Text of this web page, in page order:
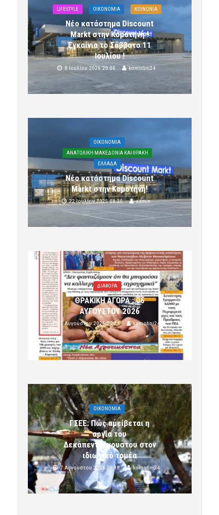
LIFESTYLE OIKONOMIA ΚΟΙΝΩΝΙΑ
Νέο κατάστημα Discount
Markt στην Κομοτηνή !
Εγκαίνια το Σάββατο 11
Ιουλίου !
8 Ιουλίου 2026 20:00 komotini24
OIKONOMIA
ΑΝΑΤΟΛΙΚΗ ΜΑΚΕΔΟΝΙΑ ΚΑΙ ΘΡΑΚΗ
ΕΛΛΑΔΑ
Νέο κατάστημα Discount
Markt στην Κομοτηνή!
22 Ιουλίου 2025 08:20 admin
ΔΙΑΦΟΡΑ
ΘΡΑΚΙΚΗ ΑΓΟΡΑ : 06
ΑΥΓΟΥΣΤΟΥ 2026
7 Αυγούστου 2026 20:24 komotini24
OIKONOMIA
ΓΣΕΕ: Πώς αμείβεται η
αργία του
Δεκαπενταύγουστου στον
ιδιωτικό τομέα
7 Αυγούστου 2026 20:18 komotini24